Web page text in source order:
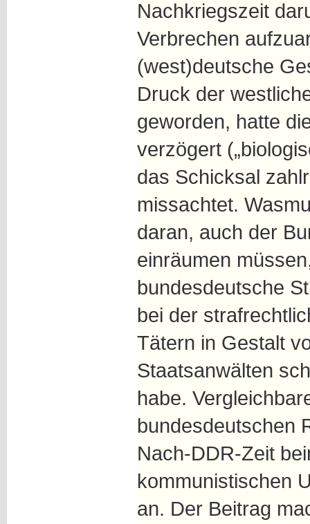
Nachkriegszeit
Verbrechen
(west)deutsche
Druck der
geworden, hatte
verzögert
das Schicksal
missachtet.
daran, auch der
einräumen
bundesdeutsche
bei der
Tätern in Gestalt
Staatsanwälten
habe.
bundesdeutschen
Nach-DDR-Zeit
kommunistischen
an. Der Beitrag